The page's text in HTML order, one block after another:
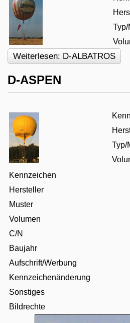
Typ/
Weiterlesen: D-ALBATROS
D-ASPEN
Typ/
Kennzeichen
Hersteller
Muster
Volumen
C/N
Baujahr
Aufschrift/Werbung
Kennzeichenänderung
Sonstiges
Bildrechte